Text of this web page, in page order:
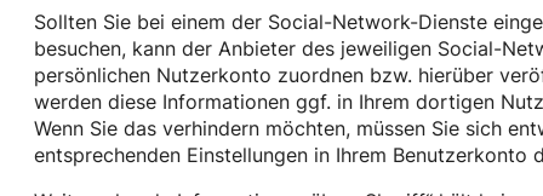
Sollten Sie bei einem der Social-Network-Dienste
besuchen, kann der Anbieter des jeweiligen Social-
persönlichen Nutzerkonto zuordnen bzw. hierüber
werden diese Informationen ggf. in Ihrem dortigen
Wenn Sie das verhindern möchten, müssen Sie sich
entsprechenden Einstellungen in Ihrem Benutzerkonto